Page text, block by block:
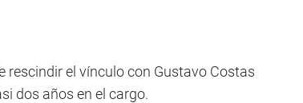
rescindir el vínculo con Gustavo Costas
dos años en el cargo.